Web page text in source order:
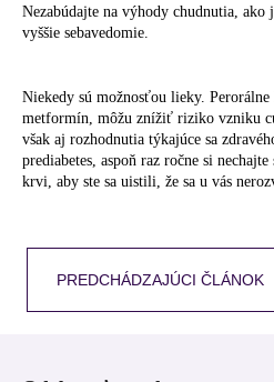
Nezabúdajte na výhody chudnutia, ako
vyššie sebavedomie.
Niekedy sú možnosťou lieky.
metformín, môžu znížiť riziko vzniku
však aj rozhodnutia týkajúce sa
prediabetes, aspoň raz ročne si
krvi, aby ste sa uistili, že sa u vás
PREDCHÁDZAJÚCI ČLÁNOK